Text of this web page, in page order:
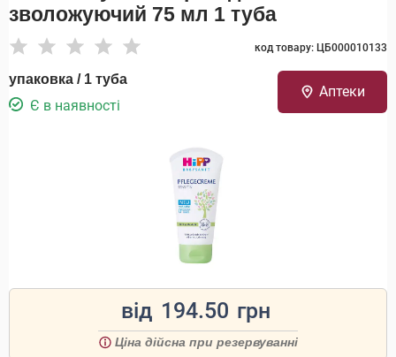
зволожуючий 75 мл 1 туба
код товару: ЦБ000010133
упаковка / 1 туба
Є в наявності
Аптеки
від 194.50 грн
Ціна дійсна при резервуванні